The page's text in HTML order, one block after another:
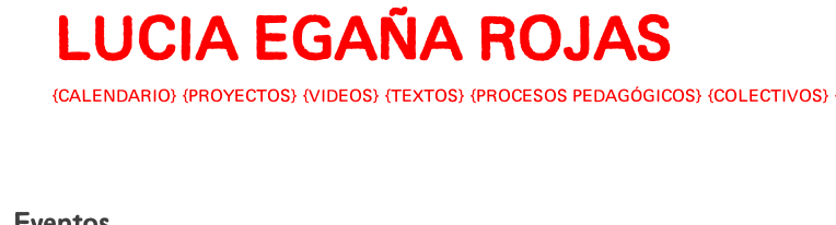
Skip
content
LUCIA EGAÑA ROJAS
CALENDARIO PROYECTOS VIDEOS TEXTOS PROCESOS PEDAGÓGICOS COLECTIVOS